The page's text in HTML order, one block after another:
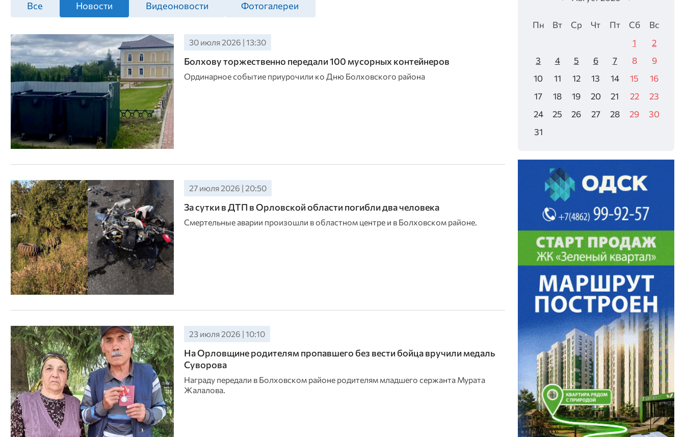
Все Новости Видеоновости Фотогалереи
30 июля 2026 | 13:30
Болхову торжественно передали 100 мусорных контейнеров
Ординарное событие приурочили ко Дню Болховского района
27 июля 2026 | 20:50
За сутки в ДТП в Орловской области погибли два человека
Смертельные аварии произошли в областном центре и в Болховском районе.
23 июля 2026 | 10:10
На Орловщине родителям пропавшего без вести бойца вручили медаль
Суворова
Награду передали в Болховском районе родителям младшего сержанта Мурата
Жалалова.
Пн Вт Ср Чт Пт Сб
Вс
1
2
3
4 5 6 7 8
9
10
11 12 13 14 15
16
17
18 19 20 21 22
23
24
25 26 27 28 29
30
31